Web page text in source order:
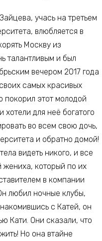
учась на третьем
влюбляется в
Москву из
талантливым и был
вечером 2017 года
самых красивых
покорил этот молодой
хотели для неё богатого
во всем свою дочь,
и обратно домой!
видеть никого, и все
жениха, который по их
в компании
любил ночные клубы,
с Катей, он
Кати. Они сказали, что
Но она втайне